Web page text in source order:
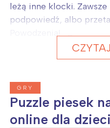
leżą inne klocki.
podpowiedź, albo
GRY
Puzzle piesek
online dla dzieci